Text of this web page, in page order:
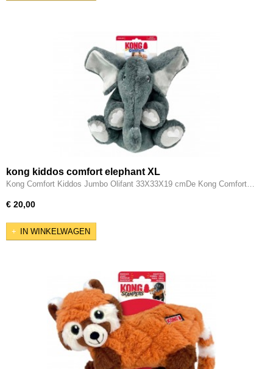
kong kiddos comfort elephant XL
Kong Comfort Kiddos Jumbo Olifant 33X33X19 cmDe Kong Comfort…
€ 20,00
IN WINKELWAGEN